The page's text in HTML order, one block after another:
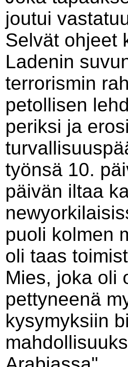
joutui
Selvät ohjeet
Ladenin
terrorismin
petollisen
periksi ja
työnsä 10.
päivän iltaa
puoli kolmen
oli taas
Mies, joka oli
pettyneenä
kysymyksiin